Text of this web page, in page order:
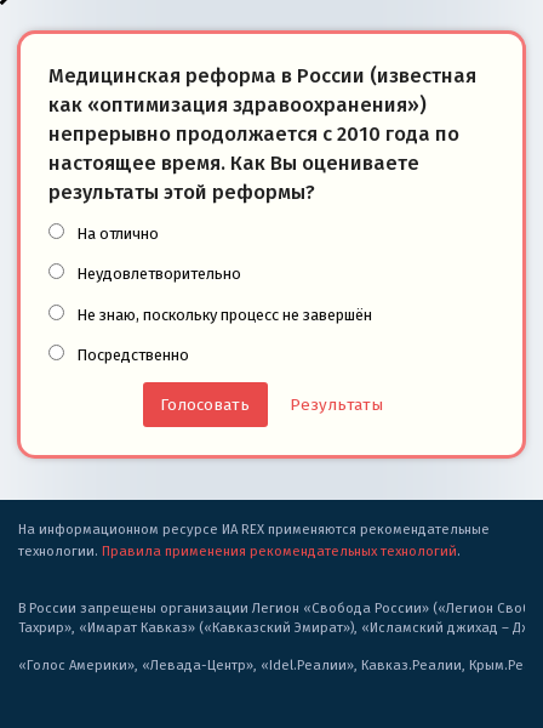
Медицинская реформа в России (известная
как «оптимизация здравоохранения»)
непрерывно продолжается с 2010 года по
настоящее время. Как Вы оцениваете
результаты этой реформы?
На отлично
Неудовлетворительно
Не знаю, поскольку процесс не завершён
Посредственно
Результаты
На информационном ресурсе ИА REX применяются рекомендательные
технологии. Правила применения рекомендательных технологий.
В России запрещены организации Легион «Свобода России» («Легион
Тахрир», «Имарат Кавказ» («Кавказский Эмират»), «Исламский джихад –
«Голос Америки», «Левада-Центр», «Idel.Реалии», Кавказ.Реалии,